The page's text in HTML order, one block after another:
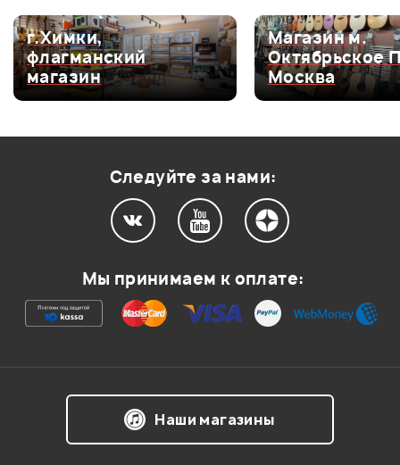
Мой отзыв о товаре
Ваша оценка:
Впечатления о товаре:
согласиена обработку персональных данных в
соответствии сПолитикой в отношении обработки
персональных данных.
г.Химки,
флагманский
магазин
Магазин м.
Октябрьское
Москва
Следуйте за нами:
Мы принимаем к оплате:
Наши магазины